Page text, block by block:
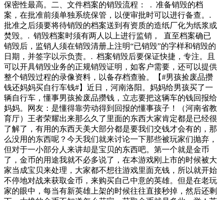
保密性最高。二、文件档案的销毁流程： . 准备销毁的档
案，在批准前须单独系统保管，以便审批时可以进行备查。.
批准之后须要将待销毁的档案送到有资质的造纸厂化为纸浆或
焚毁。. 销毁档案时须有两人以上进行监销， 直至档案确已
销毁后，监销人须在销毁清册上注明“已销毁”的字样和销毁的
日期，并签字以示负责。. 档案销毁后要保证快捷，专注。且
可以开具销毁业务的正规销毁证明，如客户需要，还可以提供
整个销毁过程的录像资料，以备存档查验。【#男孩捡废品攒
钱还妈妈买自行车钱#】近日，河南洛阳。妈妈给男孩买了一
辆自行车，懂事男孩捡废品攒钱，立志要把这辆车的钱回报给
妈妈。网友：是懂得靠劳动得到回报的懂事孩子！（河南省教
育厅）王者荣耀出来那么久了里面的东西大家肯定都是已经很
了解了，有用的东西天美大部分都是要我们交钱才会有的，那
么没用的东西呢？今天我们就来讨论一下那些被玩家们抛弃，
但对于一小部分人来讲却是宝贝的东西吧。第一个就是金币
了，金币的用途我就不必多说了，在本游戏刚上市的时候被大
家当成宝贝来处理，大家都不想往游戏里面充钱，所以就开始
不停地对战来获取金币，来购买自己中意的英雄。但是在老玩
家的眼中，每当有新英雄上架的时候往往直接秒掉，然后还剩